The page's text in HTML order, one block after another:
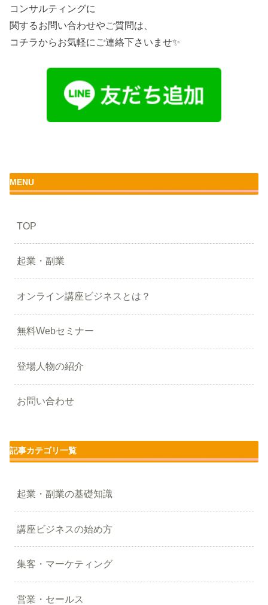
コンサルティングに
関するお問い合わせやご質問は、
コチラからお気軽にご連絡下さいませ✨
MENU
TOP
起業・副業
オンライン講座ビジネスとは？
無料Webセミナー
登場人物の紹介
お問い合わせ
記事カテゴリ一覧
起業・副業の基礎知識
講座ビジネスの始め方
集客・マーケティング
営業・セールス